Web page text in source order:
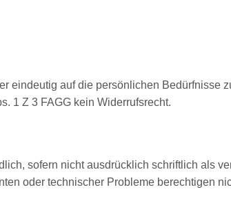
eindeutig auf die persönlichen Bedürfnisse
1 Z 3 FAGG kein Widerrufsrecht.
sofern nicht ausdrücklich schriftlich als
oder technischer Probleme berechtigen